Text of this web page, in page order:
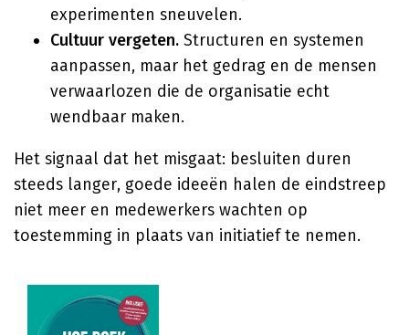
experimenten sneuvelen.
Cultuur vergeten. Structuren en systemen
aanpassen, maar het gedrag en de mensen
verwaarlozen die de organisatie echt
wendbaar maken.
Het signaal dat het misgaat: besluiten duren
steeds langer, goede ideeën halen de eindstreep
niet meer en medewerkers wachten op
toestemming in plaats van initiatief te nemen.